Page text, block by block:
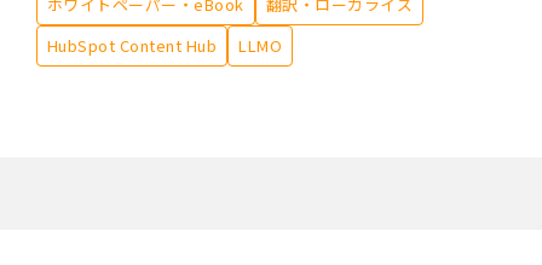
ホワイトペーパー・eBook
翻訳・ローカライズ
HubSpot Content Hub
LLMO